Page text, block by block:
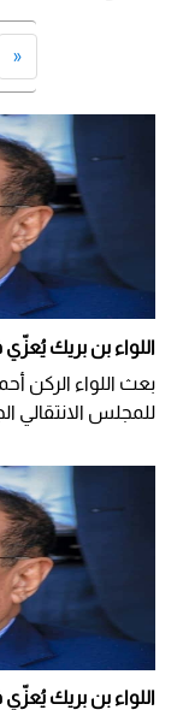
«
اللواء بن بريك
بعث اللواء الركن
للمجلس الانتقالي
اللواء بن بريك يُعزّي